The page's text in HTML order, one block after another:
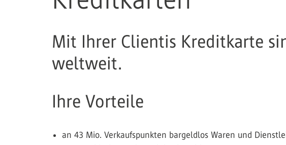
Mit Ihrer Clientis Kreditkarte
weltweit.
Ihre Vorteile
an 43 Mio. Verkaufspunkten bargeldlos Waren und